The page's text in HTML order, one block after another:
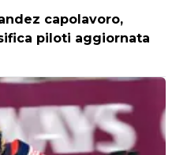
capolavoro,
piloti aggiornata